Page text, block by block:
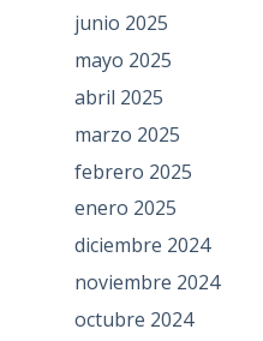
junio 2025
mayo 2025
abril 2025
marzo 2025
febrero 2025
enero 2025
diciembre 2024
noviembre 2024
octubre 2024